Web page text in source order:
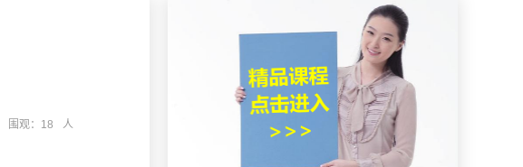
围观： 18 人